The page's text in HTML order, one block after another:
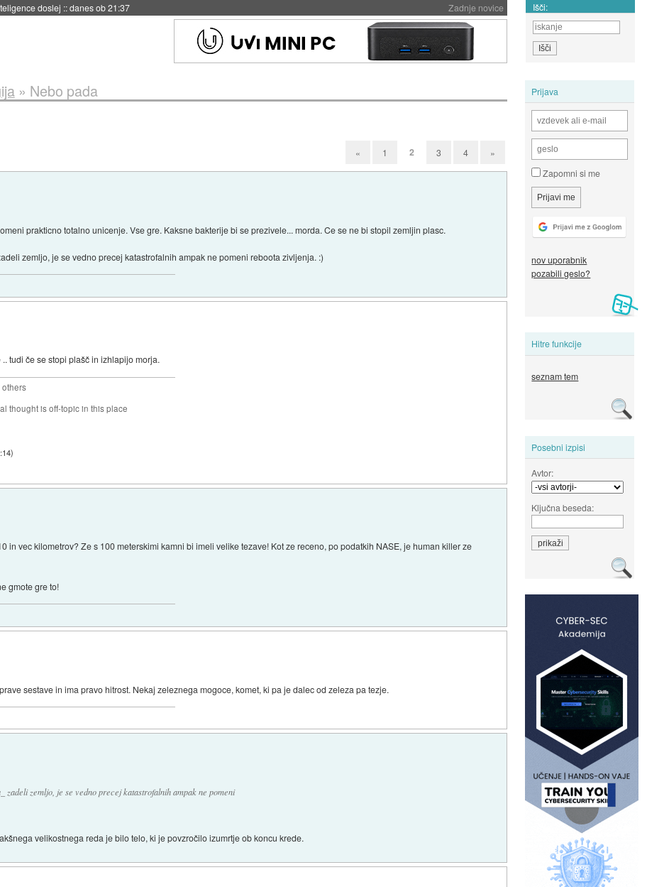
Zadnje novice
umetne inteligence::danes ob 21:23 Išči:
Prijava
Zapomni si me
nov uporabnik
pozabili geslo?
Hitre funkcije
seznam tem
Posebni izpisi
Avtor:
Ključna beseda:
» Nebo pada
« 1 2 3 4 »
prakticno totalno unicenje. Vse gre. Kaksne bakterije bi se prezivele... morda. Ce se ne bi stopil zemljin plasc.
zemljo, je se vedno precej katastrofalnih ampak ne pomeni reboota zivljenja. :)
tudi če se stopi plašč in izhlapijo morja.
thought is off-topic in this place
)
in vec kilometrov? Ze s 100 meterskimi kamni bi imeli velike tezave! Kot ze receno, po podatkih NASE, je human killer ze
gmote gre to!
sestave in ima pravo hitrost. Nekaj zeleznega mogoce, komet, ki pa je dalec od zeleza pa tezje.
zadeli zemljo, je se vedno precej katastrofalnih ampak ne pomeni
velikostnega reda je bilo telo, ki je povzročilo izumrtje ob koncu krede.